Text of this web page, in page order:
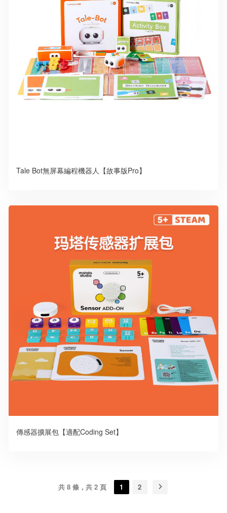
Tale Bot無屏幕編程機器人【故事版Pro】
傳感器擴展包【適配Coding Set】
共 8 條，共 2 頁 1 2